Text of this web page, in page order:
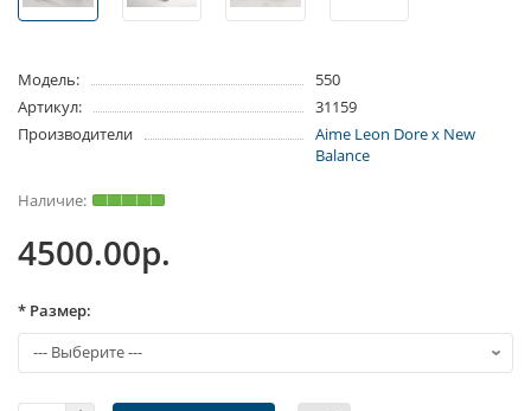
Модель:
550
Артикул:
31159
Производители
Aime Leon Dore x New
Balance
4500.00р.
* Размер: